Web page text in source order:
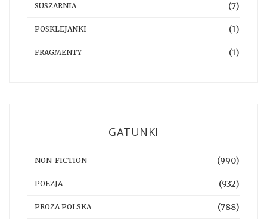
SUSZARNIA (7)
POSKLEJANKI (1)
FRAGMENTY (1)
GATUNKI
NON-FICTION (990)
POEZJA (932)
PROZA POLSKA (788)